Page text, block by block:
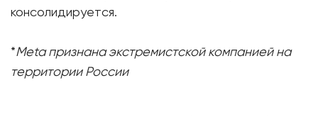
консолидируется.
*Meta признана экстремистской компанией на
территории России